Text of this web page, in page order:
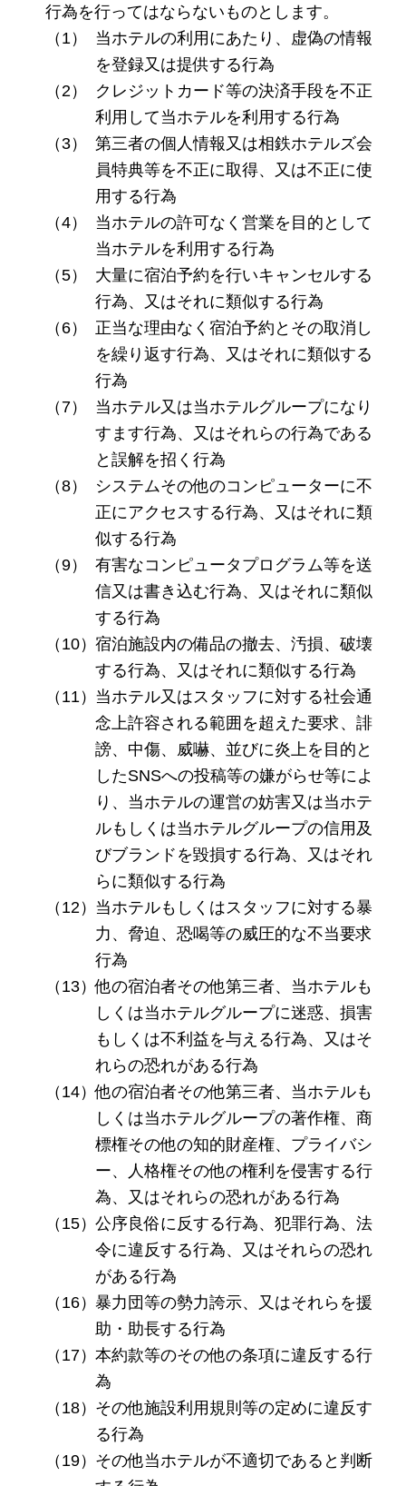
行為を行ってはならないものとします。
当ホテルの利用にあたり、虚偽の情報
を登録又は提供する行為
クレジットカード等の決済手段を不正
利用して当ホテルを利用する行為
第三者の個人情報又は相鉄ホテルズ会
員特典等を不正に取得、又は不正に使
用する行為
当ホテルの許可なく営業を目的として
当ホテルを利用する行為
大量に宿泊予約を行いキャンセルする
行為、又はそれに類似する行為
正当な理由なく宿泊予約とその取消し
を繰り返す行為、又はそれに類似する
行為
当ホテル又は当ホテルグループになり
すます行為、又はそれらの行為である
と誤解を招く行為
システムその他のコンピューターに不
正にアクセスする行為、又はそれに類
似する行為
有害なコンピュータプログラム等を送
信又は書き込む行為、又はそれに類似
する行為
宿泊施設内の備品の撤去、汚損、破壊
する行為、又はそれに類似する行為
当ホテル又はスタッフに対する社会通
念上許容される範囲を超えた要求、誹
謗、中傷、威嚇、並びに炎上を目的と
したSNSへの投稿等の嫌がらせ等によ
り、当ホテルの運営の妨害又は当ホテ
ルもしくは当ホテルグループの信用及
びブランドを毀損する行為、又はそれ
らに類似する行為
当ホテルもしくはスタッフに対する暴
力、脅迫、恐喝等の威圧的な不当要求
行為
他の宿泊者その他第三者、当ホテルも
しくは当ホテルグループに迷惑、損害
もしくは不利益を与える行為、又はそ
れらの恐れがある行為
他の宿泊者その他第三者、当ホテルも
しくは当ホテルグループの著作権、商
標権その他の知的財産権、プライバシ
ー、人格権その他の権利を侵害する行
為、又はそれらの恐れがある行為
公序良俗に反する行為、犯罪行為、法
令に違反する行為、又はそれらの恐れ
がある行為
暴力団等の勢力誇示、又はそれらを援
助・助長する行為
本約款等のその他の条項に違反する行
為
その他施設利用規則等の定めに違反す
る行為
その他当ホテルが不適切であると判断